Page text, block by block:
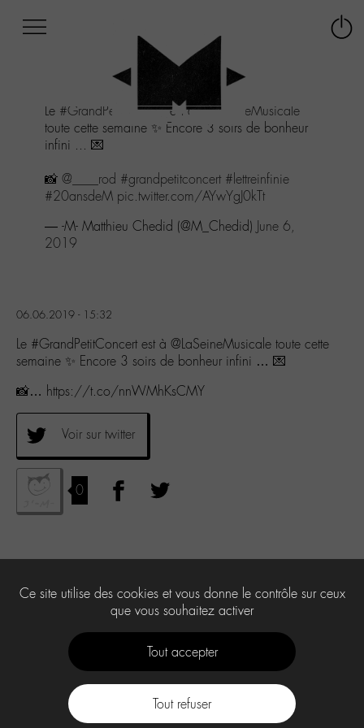
menu
Aller
contenu
Aller
recherche
Le #GrandPetitConcertest à@LaSeineMusicale
toute cette semaine ✨ Encore 3 soirs de bonheur
infini ... 💌
📸 @____rod #grandpetitconcert #lettreinfinie
#20ansdeM pic.twitter.com/AYwYgJ0kTt
— -M- Matthieu Chedid (@M_Chedid) June 6,
2019
06.06.2019 - 15:32
Le #GrandPetitConcert est à @LaSeineMusicale toute cette
semaine ✨ Encore 3 soirs de bonheur infini … 💌
📸… https://t.co/nnWMhKsCMY
Voir sur twitter
0
Ce site utilise des cookies et vous donne le contrôle sur ceux
que vous souhaitez activer
Tout accepter
Tout refuser